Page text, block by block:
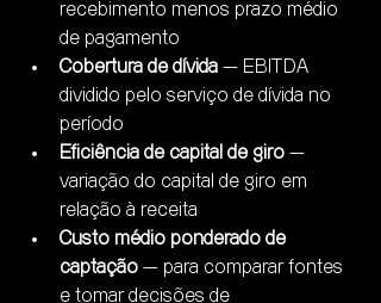
recebimento menos prazo médio
de pagamento
Cobertura de dívida — EBITDA
dividido pelo serviço de dívida no
período
Eficiência de capital de giro —
variação do capital de giro em
relação à receita
Custo médio ponderado de
captação — para comparar fontes
e tomar decisões de